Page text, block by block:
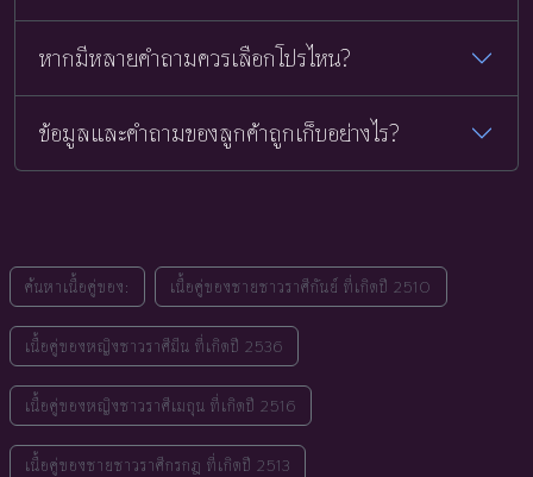
หากมีหลายคำถามควรเลือกโปรไหน?
ข้อมูลและคำถามของลูกค้าถูกเก็บอย่างไร?
ค้นหาเนื้อคู่ของ: เนื้อคู่ของชายชาวราศีกันย์ ที่เกิดปี 2510
เนื้อคู่ของหญิงชาวราศีมีน ที่เกิดปี 2536
เนื้อคู่ของหญิงชาวราศีเมถุน ที่เกิดปี 2516
เนื้อคู่ของชายชาวราศีกรกฎ ที่เกิดปี 2513